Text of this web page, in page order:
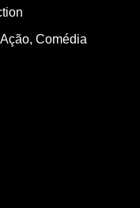
Ação, Comédia